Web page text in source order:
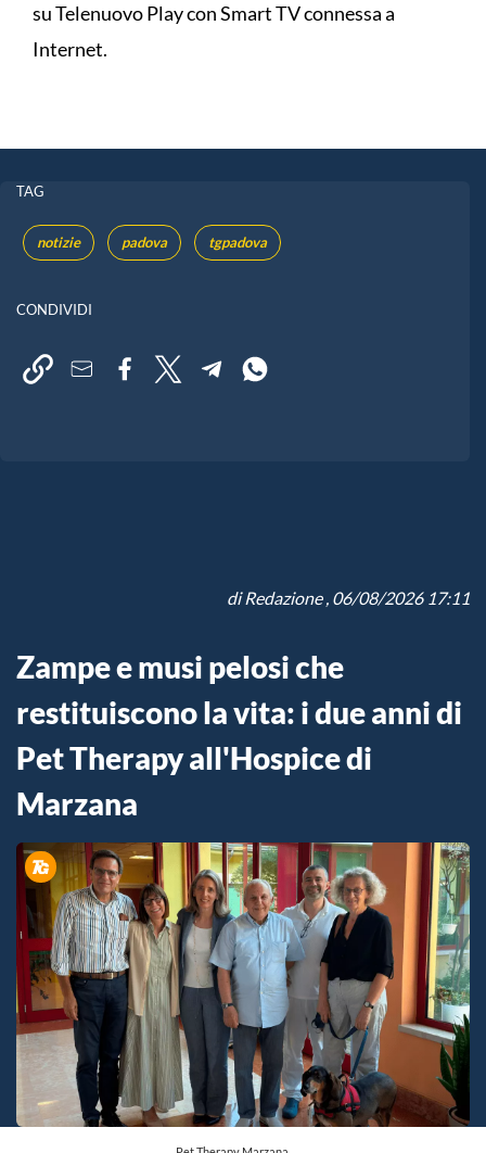
su Telenuovo Play con Smart TV connessa a
Internet.
TAG
notizie padova tgpadova
CONDIVIDI
diRedazione, 06/08/2026 17:11
Zampe e musi pelosi che
restituiscono la vita: i due anni di
Pet Therapy all'Hospice di
Marzana